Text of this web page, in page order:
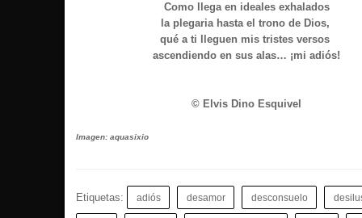
Como llega en ideales exhalados
la plegaria hasta el trono de Dios,
qué a ti lleguen mis tristes versos
ascendiendo en sus alas… ¡mi adiós!
© Elvis Dino Esquivel
Imagen: aquasixio
Etiquetas: adiós desamor desconsuelo